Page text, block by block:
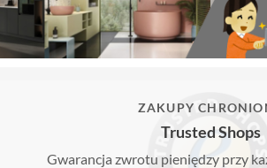
ZAKUPY
Trusted Shops
Gwarancja zwrotu pieniędzy przy